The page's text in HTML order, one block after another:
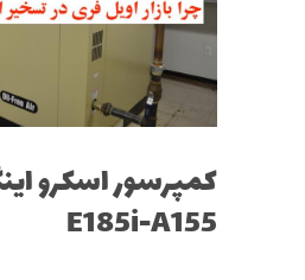
کمپرسور اسکرو
E185i-A155